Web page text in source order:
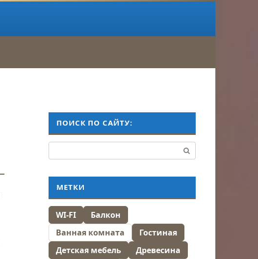
ПОИСК ПО САЙТУ:
МЕТКИ
WI-FI
Балкон
Ванная комната
Гостиная
Детская мебель
Древесина